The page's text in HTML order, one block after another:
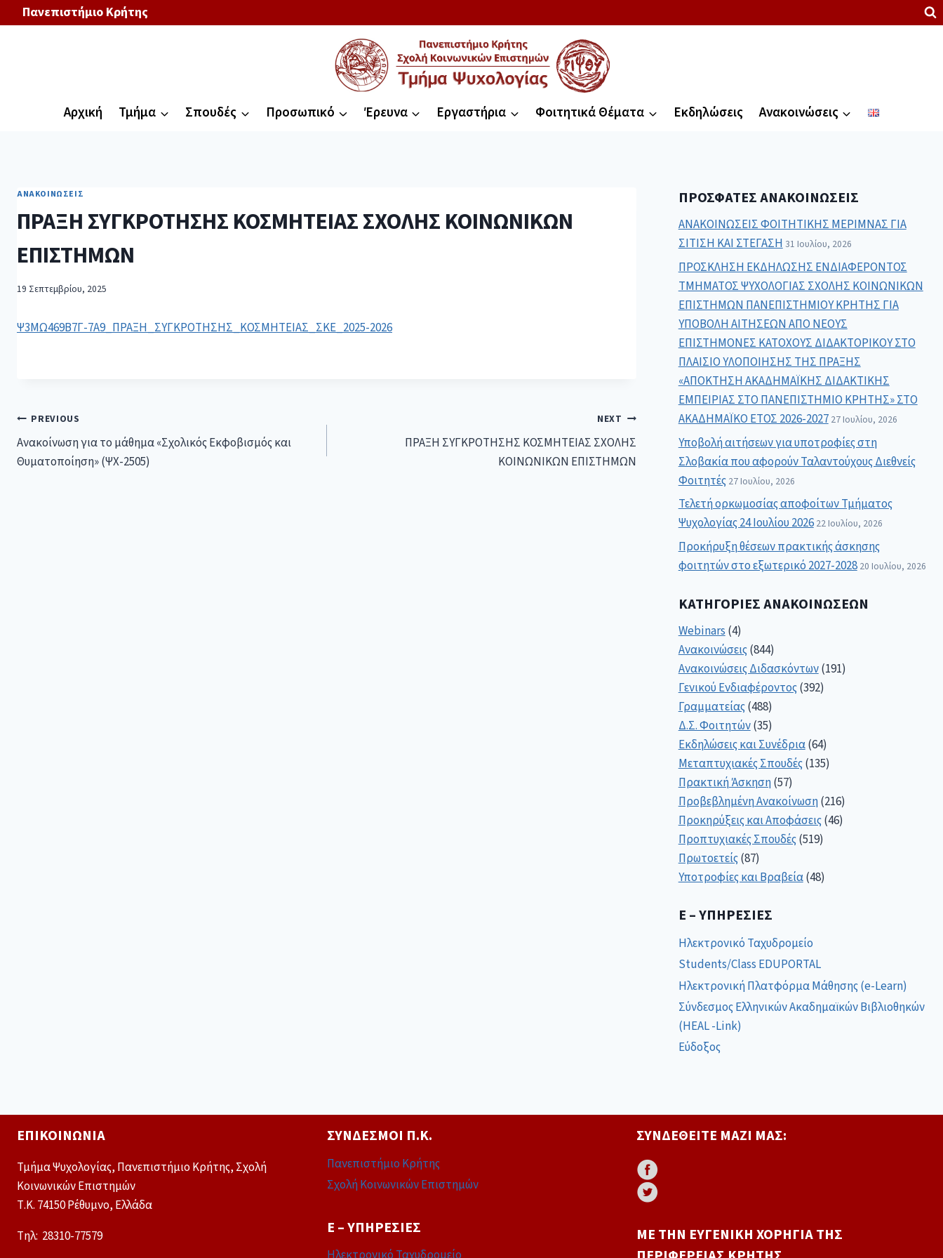
Πανεπιστήμιο Κρήτης
Αρχική Τμήμα Σπουδές Προσωπικό Έρευνα Εργαστήρια Φοιτητικά Θέματα Εκδηλώσεις Ανακοινώσεις
ΑΝΑΚΟΙΝΏΣΕΙΣ
ΠΡΑΞΗ ΣΥΓΚΡΟΤΗΣΗΣ ΚΟΣΜΗΤΕΙΑΣ ΣΧΟΛΗΣ ΚΟΙΝΩΝΙΚΩΝ
ΕΠΙΣΤΗΜΩΝ
19 Σεπτεμβρίου, 2025
Ψ3ΜΩ469Β7Γ-7Α9_ΠΡΑΞΗ_ΣΥΓΚΡΟΤΗΣΗΣ_ΚΟΣΜΗΤΕΙΑΣ_ΣΚΕ_2025-2026
PREVIOUS
Ανακοίνωση για το μάθημα «Σχολικός Εκφοβισμός και
Θυματοποίηση» (ΨΧ-2505)
NEXT
ΠΡΑΞΗ ΣΥΓΚΡΟΤΗΣΗΣ ΚΟΣΜΗΤΕΙΑΣ ΣΧΟΛΗΣ
ΚΟΙΝΩΝΙΚΩΝ ΕΠΙΣΤΗΜΩΝ
ΠΡΌΣΦΑΤΕΣ ΑΝΑΚΟΙΝΏΣΕΙΣ
ΑΝΑΚΟΙΝΩΣΕΙΣ ΦΟΙΤΗΤΙΚΗΣ ΜΕΡΙΜΝΑΣ ΓΙΑ
ΣΙΤΙΣΗ ΚΑΙ ΣΤΕΓΑΣΗ31 Ιουλίου, 2026
ΠΡΟΣΚΛΗΣΗ ΕΚΔΗΛΩΣΗΣ ΕΝΔΙΑΦΕΡΟΝΤΟΣ
ΤΜΗΜΑΤΟΣ ΨΥΧΟΛΟΓΙΑΣ ΣΧΟΛΗΣ ΚΟΙΝΩΝΙΚΩΝ
ΕΠΙΣΤΗΜΩΝ ΠΑΝΕΠΙΣΤΗΜΙΟΥ ΚΡΗΤΗΣ ΓΙΑ
ΥΠΟΒΟΛΗ ΑΙΤΗΣΕΩΝ ΑΠΟ ΝΕΟΥΣ
ΕΠΙΣΤΗΜΟΝΕΣ ΚΑΤΟΧΟΥΣ ΔΙΔΑΚΤΟΡΙΚΟΥ ΣΤΟ
ΠΛΑΙΣΙΟ ΥΛΟΠΟΙΗΣΗΣ ΤΗΣ ΠΡΑΞΗΣ
«ΑΠΟΚΤΗΣΗ ΑΚΑΔΗΜΑΪΚΗΣ ΔΙΔΑΚΤΙΚΗΣ
ΕΜΠΕΙΡΙΑΣ ΣΤΟ ΠΑΝΕΠΙΣΤΗΜΙΟ ΚΡΗΤΗΣ» ΣΤΟ
ΑΚΑΔΗΜΑΪΚΟ ΕΤΟΣ 2026-2027 27 Ιουλίου, 2026
Υποβολή αιτήσεων για υποτροφίες στη
Σλοβακία που αφορούν Ταλαντούχους Διεθνείς
Φοιτητές 27 Ιουλίου, 2026
Τελετή ορκωμοσίας αποφοίτων Τμήματος
Ψυχολογίας 24 Ιουλίου 2026 22 Ιουλίου, 2026
Προκήρυξη θέσεων πρακτικής άσκησης
φοιτητών στο εξωτερικό 2027-2028 20 Ιουλίου, 2026
ΚΑΤΗΓΟΡΊΕΣ ΑΝΑΚΟΙΝΏΣΕΩΝ
Webinars (4)
Ανακοινώσεις(844)
Ανακοινώσεις Διδασκόντων(191)
Γενικού Ενδιαφέροντος(392)
Γραμματείας(488)
Δ.Σ. Φοιτητών(35)
Εκδηλώσεις και Συνέδρια(64)
Μεταπτυχιακές Σπουδές(135)
Πρακτική Άσκηση(57)
Προβεβλημένη Ανακοίνωση(216)
Προκηρύξεις και Αποφάσεις(46)
Προπτυχιακές Σπουδές(519)
Πρωτοετείς(87)
Υποτροφίες και Βραβεία(48)
E – ΥΠΗΡΕΣΊΕΣ
Ηλεκτρονικό Ταχυδρομείο
Students/Class EDUPORTAL
Ηλεκτρονική Πλατφόρμα Μάθησης (e-Learn)
Σύνδεσμος Ελληνικών Ακαδημαϊκών Βιβλιοθηκών
(HEAL -Link)
Εύδοξος
ΕΠΙΚΟΙΝΩΝΊΑ
Τμήμα Ψυχολογίας, Πανεπιστήμιο Κρήτης, Σχολή
Κοινωνικών Επιστημών
Τ.Κ. 74150 Ρέθυμνο, Ελλάδα
Tηλ: 28310-77579
ΣΎΝΔΕΣΜΟΙ Π.Κ.
Πανεπιστήμιο Κρήτης
Σχολή Κοινωνικών Επιστημών
E – ΥΠΗΡΕΣΊΕΣ
ΣΥΝΔΕΘΕΊΤΕ ΜΑΖΊ ΜΑΣ:
ΜΕ ΤΗΝ ΕΥΓΕΝΙΚΉ ΧΟΡΗΓΊΑ ΤΗΣ